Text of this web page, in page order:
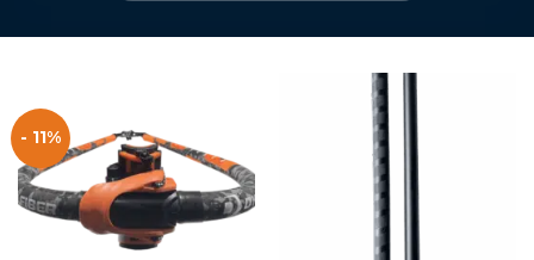
- 11%